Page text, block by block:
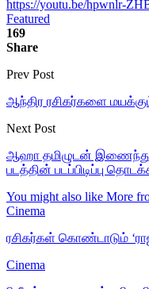
https://youtu.be/hpwnlr-
Featured
169
Share
Prev Post
ஆந்திர ரசிகர்களை
Next Post
ஆஹா தமிழுடன் இணைந்து
படத்தின் படப்பிடிப்பு
You might also like More
Cinema
ரசிகர்கள் கொண்டாடும்
Cinema